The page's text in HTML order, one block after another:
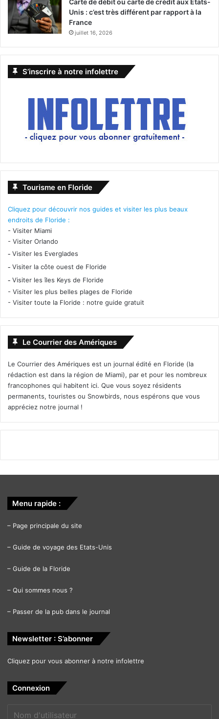
Carte de débit ou carte de crédit aux États-
Unis : c’est très différent par rapport à la
France
juillet 16, 2026
S’inscrire à notre infolettre
Tourisme en Floride
Cliquez pour découvrir nos guides et visiter les plus beaux
endroits de Floride :
- Visiter Miami
- Visiter Orlando
- Visiter les Everglades
- Visiter la côte ouest de Floride
- Visiter les îles Keys de Floride
- Visiter les plus belles plages de Floride
- Visiter toute la Floride : notre guide gratuit
Le Courrier des Amériques
Le Courrier des Amériques est un journal édité en Floride (la
rédaction est dans la région de Miami), par et pour les nombreux
francophones qui habitent ici. Que vous soyez résidents
permanents, touristes ou Snowbirds, nous espérons que vous
appréciez notre journal !
Menu rapide :
– Page principale du site
– Guide de voyage des Etats-Unis
– Guide de la Floride
– Qui sommes nous ?
– Passer de la pub dans le journal
Newsletter : S’abonner
Cliquez pour vous abonner à notre infolettre
Connexion